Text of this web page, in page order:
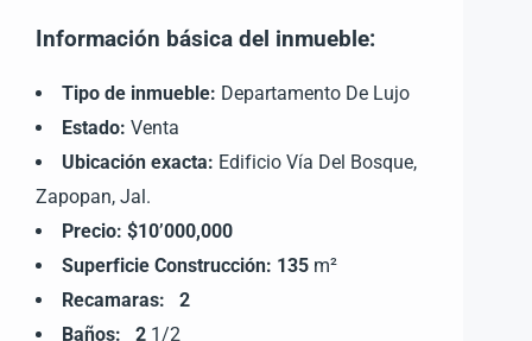
Información básica del inmueble:
Tipo de inmueble: Departamento De Lujo
Estado: Venta
Ubicación exacta: Edificio Vía Del Bosque,
Zapopan, Jal.
Precio: $10’000,000
Superficie Construcción: 135 m²
Recamaras: 2
Baños:
2 1/2